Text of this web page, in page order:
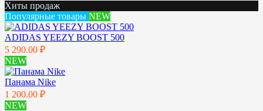
Хиты продаж
Популярные товары NEW
ADIDAS YEEZY BOOST 500
5 290.00 ₽
NEW
Панама Nike
1 200.00 ₽
NEW